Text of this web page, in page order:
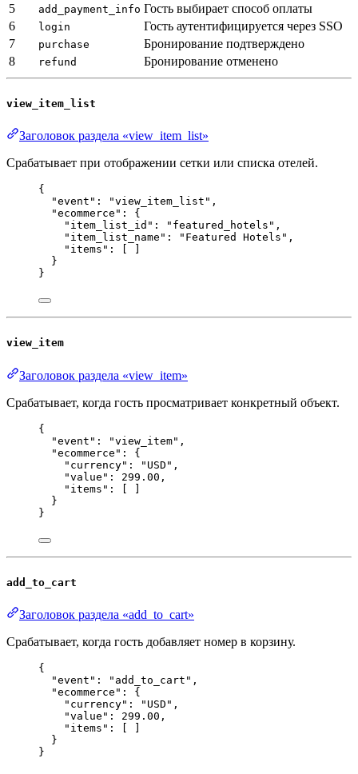
5
add_payment_info Гость выбирает способ оплаты
6
login
Гость аутентифицируется через SSO
7
purchase
Бронирование подтверждено
8
refund Бронирование отменено
view_item_list
Заголовок раздела «view_item_list»
Срабатывает при отображении сетки или списка отелей.
{
"event" : "view_item_list " ,
"ecommerce" : {
"item_list_id" : " featured_hotels " ,
"item_list_name" : " Featured Hotels " ,
"items" : [ ]
}
}
view_item
Заголовок раздела «view_item»
Срабатывает, когда гость просматривает конкретный объект.
{
"event" : "view_item" ,
"ecommerce" : {
"currency" : " USD " ,
"value" : 299.00 ,
"items" : [ ]
}
}
add_to_cart
Заголовок раздела «add_to_cart»
Срабатывает, когда гость добавляет номер в корзину.
{
"event" : " add_to_cart " ,
"ecommerce" : {
"currency" : " USD " ,
"value" : 299.00 ,
"items" : [ ]
}
}